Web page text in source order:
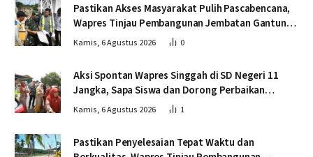
Pastikan Akses Masyarakat Pulih Pascabencana,
Wapres Tinjau Pembangunan Jembatan Gantung
Kendawi
Kamis, 6 Agustus 2026 0
Aksi Spontan Wapres Singgah di SD Negeri 11
Jangka, Sapa Siswa dan Dorong Perbaikan
Sekolah
Kamis, 6 Agustus 2026 1
Pastikan Penyelesaian Tepat Waktu dan